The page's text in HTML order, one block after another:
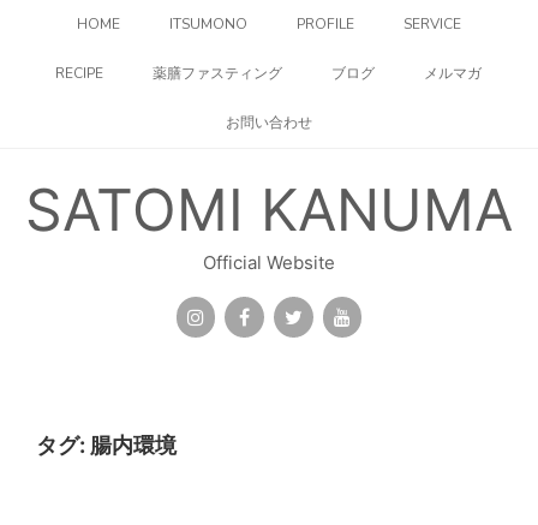
HOME ITSUMONO PROFILE SERVICE
RECIPE 薬膳ファスティング ブログ メルマガ
お問い合わせ
SATOMI KANUMA
Official Website
タグ: 腸内環境